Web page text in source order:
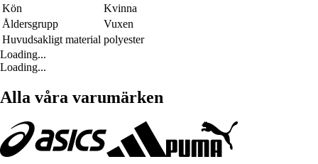
Kön
Kvinna
Åldersgrupp
Vuxen
Huvudsakligt material polyester
Loading...
Loading...
Alla våra varumärken